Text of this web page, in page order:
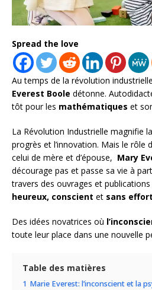
Spread the love
Au temps de la révolution
Everest Boole détonne.
tôt pour les mathématiques et
La Révolution Industrielle magnifie
progrès et l’innovation. Mais le rôle
celui de mère et d’épouse, Mary
décourage pas et passe sa vie à
travers des ouvrages et publications
heureux, conscient et sans effort
Des idées novatrices où
toute leur place dans une nouvelle
Table des matières
1 Marie Everest: l’inconscient et la